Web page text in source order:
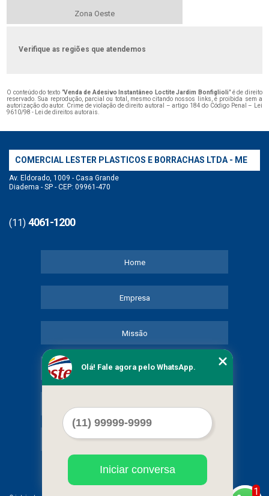
Zona Oeste
Verifique as regiões que atendemos
O conteúdo do texto "Venda de Adesivo Instantâneo Loctite Jardim Bonfiglioli" é de direito
reservado. Sua reprodução, parcial ou total, mesmo citando nossos links, é proibida sem a
autorização do autor. Crime de violação de direito autoral – artigo 184 do Código Penal –
Lei
9610/98 - Lei de direitos autorais
COMERCIAL LESTER PLASTICOS E BORRACHAS LTDA - ME
Av. Eldorado, 1009 - Casa Grande
Diadema - SP - CEP: 09961-470
(11) 4061-1200
Home
Empresa
Missão
Serviços
Mapa do site
1
Olá! Fale agora pelo WhatsApp.
Iniciar conversa